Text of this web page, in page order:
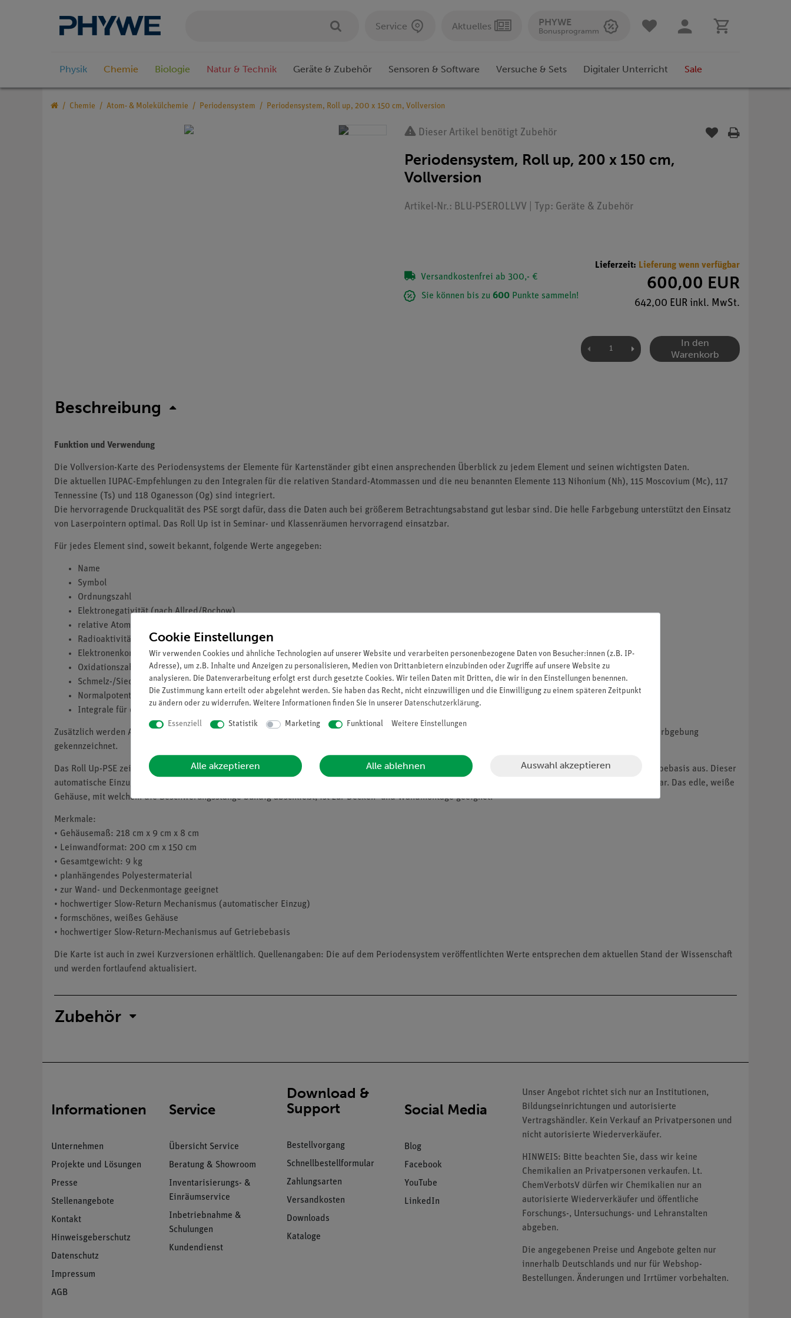
Service Aktuelles PHYWE
Bonusprogramm
Physik Chemie Biologie Natur & Technik Geräte & Zubehör Sensoren & Software Versuche & Sets Digitaler Unterricht Sale
Chemie Atom- & Molekülchemie Periodensystem Periodensystem, Roll up, 200 x 150 cm, Vollversion
Dieser Artikel benötigt Zubehör
Periodensystem, Roll up, 200 x 150 cm,
Vollversion
Artikel-Nr.: BLU-PSEROLLVV | Typ: Geräte & Zubehör
Versandkostenfrei ab 300,- €
Sie können bis zu 600 Punkte sammeln!
Lieferzeit: Lieferung wenn verfügbar
600,00 EUR
642,00 EUR inkl. MwSt.
In den
Warenkorb
Beschreibung
Funktion und Verwendung
Die Vollversion-Karte des Periodensystems der Elemente für Kartenständer gibt einen ansprechenden Überblick zu jedem Element und seinen wichtigsten Daten.
Die aktuellen IUPAC-Empfehlungen zu den Integralen für die relativen Standard-Atommassen und die neu benannten Elemente 113 Nihonium (Nh), 115 Moscovium (Mc), 117
Tennessine (Ts) und 118 Oganesson (Og) sind integriert.
Die hervorragende Druckqualität des PSE sorgt dafür, dass die Daten auch bei größerem Betrachtungsabstand gut lesbar sind. Die helle Farbgebung unterstützt den Einsatz
von Laserpointern optimal. Das Roll Up ist in Seminar- und Klassenräumen hervorragend einsatzbar.
Für jedes Element sind, soweit bekannt, folgende Werte angegeben:
Name
Symbol
Ordnungszahl
Elektronegativität (nach Allred/Rochow)
relative Atommasse
Radioaktivität
Elektronenkonfiguration
Oxidationszahlen
Schmelz-/Siedetemperatur
Normalpotential
Integrale für die relativen Standard-Atommassen
Zusätzlich werden Aggregatzustände, Haupt- und Nebengruppenelemente, Metalle, Nichtmetalle, Halbmetalle und Edelgase durch eine unterschiedliche Farbgebung
gekennzeichnet.
Das Roll Up-PSE zeichnet sich durch einen pulverbeschichteten, weißen Tubus und einen hochwertigen Slow-Return-(Soft-Return)-Mechanismus auf Getriebebasis aus. Dieser
automatische Einzug macht das Bedienen der Leinwand komfortabel und sichert langanhaltende Freunde am Produkt. Das Roll Up ist mehrstufig arretierbar. Das edle, weiße
Gehäuse, mit welchem die Beschwerungsstange bündig abschließt, ist zur Decken- und Wandmontage geeignet.
Merkmale:
• Gehäusemaß: 218 cm x 9 cm x 8 cm
• Leinwandformat: 200 cm x 150 cm
• Gesamtgewicht: 9 kg
• planhängendes Polyestermaterial
• zur Wand- und Deckenmontage geeignet
• hochwertiger Slow-Return Mechanismus (automatischer Einzug)
• formschönes, weißes Gehäuse
• hochwertiger Slow-Return-Mechanismus auf Getriebebasis
Die Karte ist auch in zwei Kurzversionen erhältlich. Quellenangaben: Die auf dem Periodensystem veröffentlichten Werte entsprechen dem aktuellen Stand der Wissenschaft
und werden fortlaufend aktualisiert.
Zubehör
Informationen
Unternehmen
Projekte und Lösungen
Presse
Stellenangebote
Kontakt
Hinweisgeberschutz
Datenschutz
Impressum
AGB
Service
Übersicht Service
Beratung & Showroom
Inventarisierungs- &
Einräumservice
Inbetriebnahme &
Schulungen
Kundendienst
Download &
Support
Bestellvorgang
Schnellbestellformular
Zahlungsarten
Versandkosten
Downloads
Kataloge
Social Media
Blog
Facebook
YouTube
LinkedIn
Unser Angebot richtet sich nur an Institutionen,
Bildungseinrichtungen und autorisierte
Vertragshändler. Kein Verkauf an Privatpersonen und
nicht autorisierte Wiederverkäufer.
HINWEIS: Bitte beachten Sie, dass wir keine
Chemikalien an Privatpersonen verkaufen. Lt.
ChemVerbotsV dürfen wir Chemikalien nur an
autorisierte Wiederverkäufer und öffentliche
Forschungs-, Untersuchungs- und Lehranstalten
abgeben.
Die angegebenen Preise und Angebote gelten nur
innerhalb Deutschlands und nur für Webshop-
Bestellungen. Änderungen und Irrtümer vorbehalten.
Cookie Einstellungen
Wir verwenden Cookies und ähnliche Technologien auf unserer Website und verarbeiten personenbezogene Daten von Besucher:innen (z.B. IP-
Adresse), um z.B. Inhalte und Anzeigen zu personalisieren, Medien von Drittanbietern einzubinden oder Zugriffe auf unsere Website zu
analysieren. Die Datenverarbeitung erfolgt erst durch gesetzte Cookies. Wir teilen Daten mit Dritten, die wir in den Einstellungen benennen.
Die Zustimmung kann erteilt oder abgelehnt werden. Sie haben das Recht, nicht einzuwilligen und die Einwilligung zu einem späteren Zeitpunkt
zu ändern oder zu widerrufen. Weitere Informationen finden Sie in unserer Daten­schutz­erklärung.
Essenziell Statistik Marketing Funktional Weitere Einstellungen
Alle akzeptieren Alle ablehnen Auswahl akzeptieren